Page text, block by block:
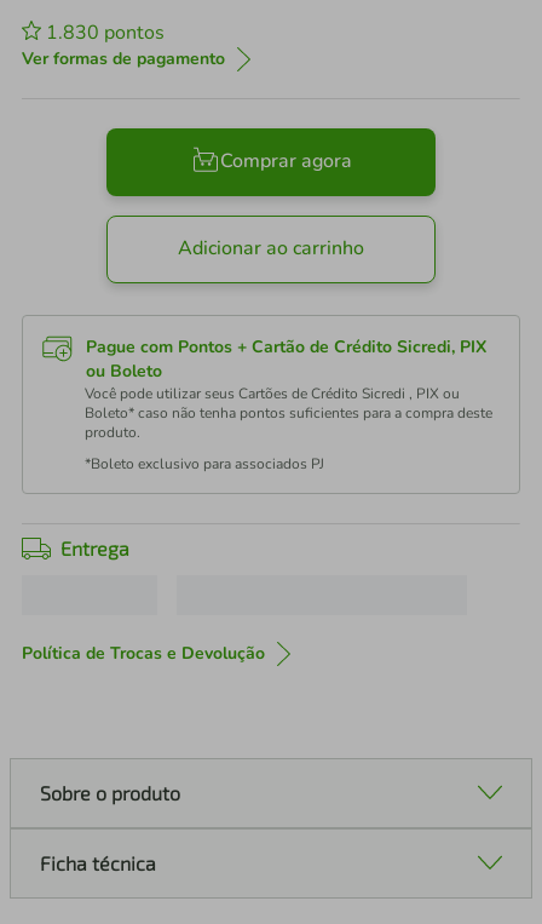
1.830 pontos
Ver formas de pagamento
Comprar agora
Adicionar ao carrinho
Pague com Pontos + Cartão de Crédito Sicredi, PIX
ou Boleto
Você pode utilizar seus Cartões de Crédito Sicredi , PIX ou
Boleto* caso não tenha pontos suficientes para a compra deste
produto.
*Boleto exclusivo para associados PJ
Entrega
Política de Trocas e Devolução
Sobre o produto
Ficha técnica